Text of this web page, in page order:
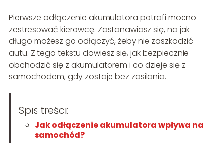
Pierwsze odłączenie akumulatora potrafi mocno
zestresować kierowcę. Zastanawiasz się, na jak
długo możesz go odłączyć, żeby nie zaszkodzić
autu. Z tego tekstu dowiesz się, jak bezpiecznie
obchodzić się z akumulatorem i co dzieje się z
samochodem, gdy zostaje bez zasilania.
Spis treści:
Jak odłączenie akumulatora wpływa na
samochód?